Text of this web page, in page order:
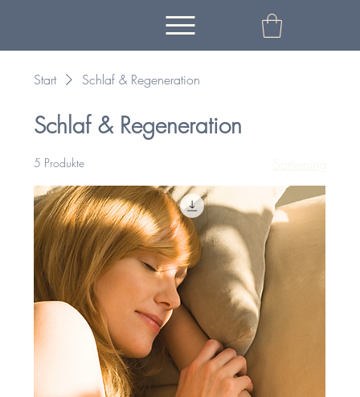
Start Schlaf & Regeneration
Schlaf & Regeneration
5 Produkte